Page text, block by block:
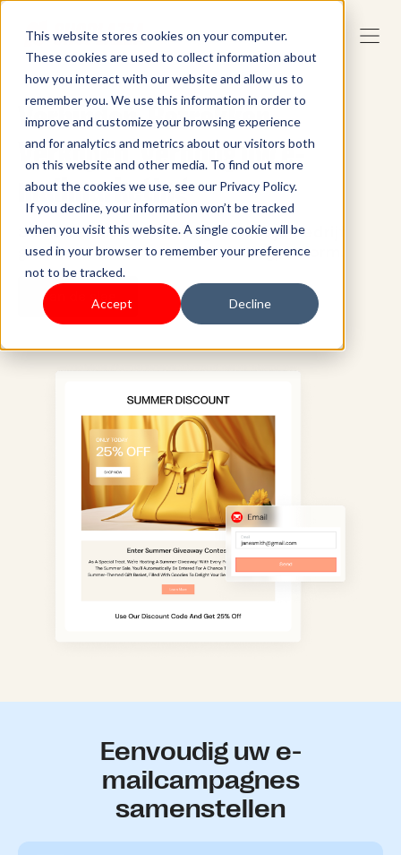
This website stores cookies on your computer.
These cookies are used to collect information about
how you interact with our website and allow us to
remember you. We use this information in order to
improve and customize your browsing experience
and for analytics and metrics about our visitors both
on this website and other media. To find out more
about the cookies we use, see our Privacy Policy.
If you decline, your information won’t be tracked
when you visit this website. A single cookie will be
used in your browser to remember your preference
not to be tracked.
Accept Decline
Verbinden. Betrekken.
Verkopen. Verhoog uw e-
mailmarketing
Stimuleer klantenbinding en laat je bedrijf
groeien met ons e-mailmarketingplatform.
Aan de slag
Eenvoudig uw e-
mailcampagnes
samenstellen